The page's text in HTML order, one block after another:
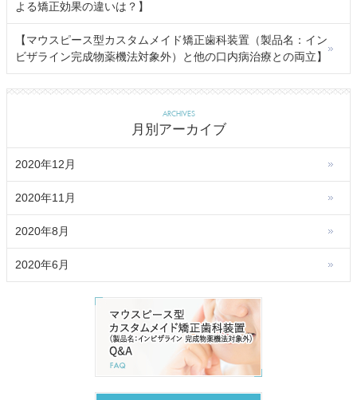
よる矯正効果の違いは？】
【マウスピース型カスタムメイド矯正歯科装置（製品名：イン
ビザライン完成物薬機法対象外）と他の口内病治療との両立】
ARCHIVES
月別アーカイブ
2020年12月
2020年11月
2020年8月
2020年6月